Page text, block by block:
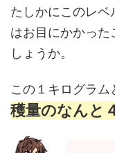
たしかにこのレ
はお目にかかっ
しょうか。
この１キログラム
穫量のなんと